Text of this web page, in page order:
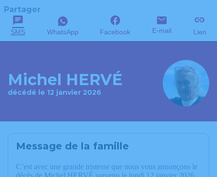
Partager
SMS WhatsApp Facebook E-mail Lien
Michel HERVÉ
décédé le 12 janvier 2026
Message de la famille
C’est avec une grande tristesse que nous vous annonçons le
décès de Michel HERVÉ survenu le lundi 12 janvier 2026.